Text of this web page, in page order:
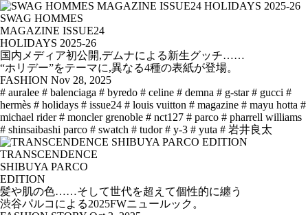
SWAG HOMMES
MAGAZINE ISSUE24
HOLIDAYS 2025-26
国内メディア初公開,デムナによる新生グッチ……
“ホリデー”をテーマに,異なる4種の表紙が登場。
FASHION Nov 28, 2025
# auralee # balenciaga # byredo # celine # demna # g-star # gucci #
hermès # holidays # issue24 # louis vuitton # magazine # mayu hotta #
michael rider # moncler grenoble # nct127 # parco # pharrell williams
# shinsaibashi parco # swatch # tudor # y-3 # yuta # 岩井良太
TRANSCENDENCE
SHIBUYA PARCO
EDITION
髪や肌の色……そして世代を超えて個性的に纏う
渋谷パルコによる2025FWニュールック。